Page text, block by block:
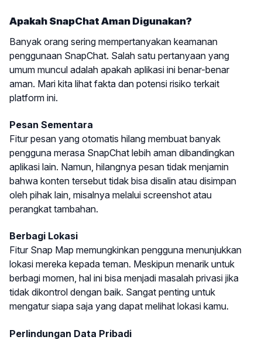
Apakah SnapChat Aman Digunakan?
Banyak orang sering mempertanyakan keamanan
penggunaan SnapChat. Salah satu pertanyaan yang
umum muncul adalah apakah aplikasi ini benar-benar
aman. Mari kita lihat fakta dan potensi risiko terkait
platform ini.
Pesan Sementara
Fitur pesan yang otomatis hilang membuat banyak
pengguna merasa SnapChat lebih aman dibandingkan
aplikasi lain. Namun, hilangnya pesan tidak menjamin
bahwa konten tersebut tidak bisa disalin atau disimpan
oleh pihak lain, misalnya melalui screenshot atau
perangkat tambahan.
Berbagi Lokasi
Fitur Snap Map memungkinkan pengguna menunjukkan
lokasi mereka kepada teman. Meskipun menarik untuk
berbagi momen, hal ini bisa menjadi masalah privasi jika
tidak dikontrol dengan baik. Sangat penting untuk
mengatur siapa saja yang dapat melihat lokasi kamu.
Perlindungan Data Pribadi